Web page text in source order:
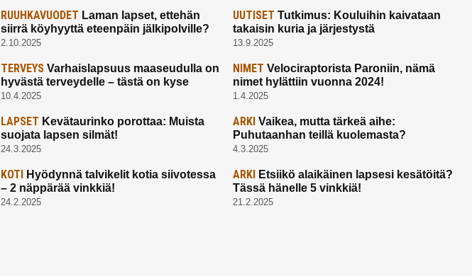
RUUHKAVUODET Laman lapset, ettehän
siirrä köyhyyttä eteenpäin jälkipolville?
2.10.2025
UUTISET Tutkimus: Kouluihin kaivataan
takaisin kuria ja järjestystä
13.9.2025
TERVEYSVarhaislapsuus maaseudulla on
hyvästä terveydelle – tästä on kyse
10.4.2025
NIMET Velociraptorista Paroniin, nämä
nimet hylättiin vuonna 2024!
1.4.2025
LAPSET Kevätaurinko porottaa: Muista
suojata lapsen silmät!
24.3.2025
ARKI Vaikea, mutta tärkeä aihe:
Puhutaanhan teillä kuolemasta?
4.3.2025
KOTI Hyödynnä talvikelit kotia siivotessa
– 2 näppärää vinkkiä!
24.2.2025
ARKI Etsiikö alaikäinen lapsesi kesätöitä?
Tässä hänelle 5 vinkkiä!
21.2.2025